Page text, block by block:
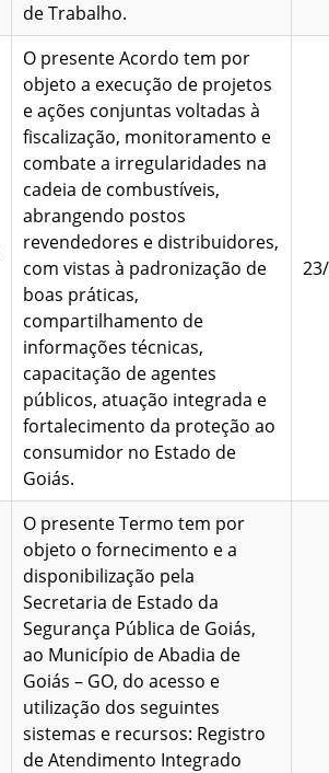
de Trabalho.
O presente Acordo tem por
objeto a execução de projetos
e ações conjuntas voltadas à
fiscalização, monitoramento e
combate a irregularidades na
cadeia de combustíveis,
abrangendo postos
revendedores e distribuidores,
com vistas à padronização de
boas práticas,
compartilhamento de
informações técnicas,
capacitação de agentes
públicos, atuação integrada e
fortalecimento da proteção ao
consumidor no Estado de
Goiás.
O presente Termo tem por
objeto o fornecimento e a
disponibilização pela
Secretaria de Estado da
Segurança Pública de Goiás,
ao Município de Abadia de
Goiás – GO, do acesso e
utilização dos seguintes
sistemas e recursos: Registro
de Atendimento Integrado